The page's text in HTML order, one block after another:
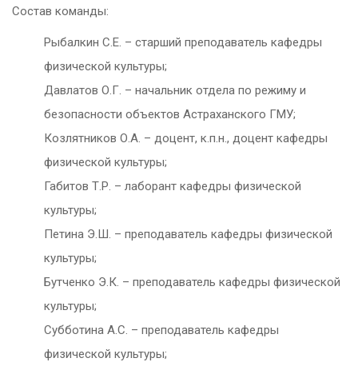
Состав команды:
Рыбалкин С.Е. – старший преподаватель кафедры
физической культуры;
Давлатов О.Г. – начальник отдела по режиму и
безопасности объектов Астраханского ГМУ;
Козлятников О.А. – доцент, к.п.н., доцент кафедры
физической культуры;
Габитов Т.Р. – лаборант кафедры физической
культуры;
Петина Э.Ш. – преподаватель кафедры физической
культуры;
Бутченко Э.К. – преподаватель кафедры физической
культуры;
Субботина А.С. – преподаватель кафедры
физической культуры;